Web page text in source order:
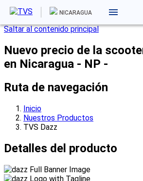
Saltar al contenido principal
Nuevo precio de la
en Nicaragua - NP -
NICARAGUA
Ruta de navegación
Inicio
Nuestros Productos
TVS Dazz
Detalles del producto